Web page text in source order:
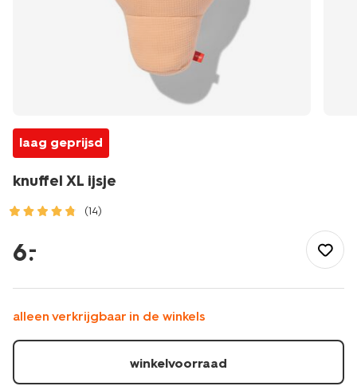
laag geprijsd
knuffel XL ijsje
(14)
hobby/knuffels/knuffel-
xl-
61130170.html
6.
–
alleen verkrijgbaar in de winkels
winkelvoorraad